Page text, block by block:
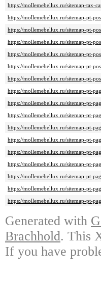
https://mollemebellux.ru/sitemap-tax-
https://mollemebellux.ru/sitemap-pt-
https://mollemebellux.ru/sitemap-pt-
https://mollemebellux.ru/sitemap-pt-
https://mollemebellux.ru/sitemap-pt-
https://mollemebellux.ru/sitemap-pt-
https://mollemebellux.ru/sitemap-pt-
https://mollemebellux.ru/sitemap-pt-
https://mollemebellux.ru/sitemap-pt-
https://mollemebellux.ru/sitemap-pt-
https://mollemebellux.ru/sitemap-pt-
https://mollemebellux.ru/sitemap-pt-
https://mollemebellux.ru/sitemap-pt-
https://mollemebellux.ru/sitemap-pt-
https://mollemebellux.ru/sitemap-pt-
https://mollemebellux.ru/sitemap-pt-
https://mollemebellux.ru/sitemap-pt-
Generated with
Brachhold. This
If you have